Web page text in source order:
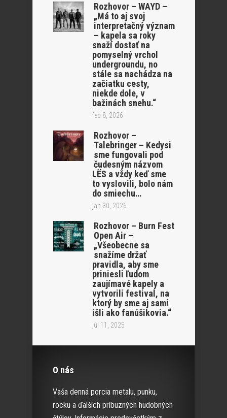
Rozhovor – WAYD –
„Má to aj svoj
interpretačný význam
– kapela sa roky
snaží dostať na
pomyselný vrchol
undergroundu, no
stále sa nachádza na
začiatku cesty,
niekde dole, v
bažinách snehu.“
feb 8, 2026
Rozhovor –
Talebringer – Kedysi
sme fungovali pod
čudesným názvom
LËS a vždy keď sme
to vyslovili, bolo nám
do smiechu…
jan 30, 2026
Rozhovor – Burn Fest
Open Air –
„Všeobecne sa
snažíme držať
pravidla, aby sme
priniesli ľudom
zaujímavé kapely a
vytvorili festival, na
ktorý by sme aj sami
išli ako fanúšikovia.“
júl 11, 2025
O nás
Vaša denná porcia metalu, punku,
rocku a ďalších príbuzných hudobných